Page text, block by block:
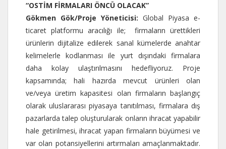
“OSTİM FİRMALARI ÖNCÜ OLACAK”
Gökmen Gök/Proje Yöneticisi: Global Piyasa e-
ticaret platformu aracılığı ile; firmaların ürettikleri
ürünlerin dijitalize edilerek sanal kümelerde anahtar
kelimelerle kodlanması ile yurt dışındaki firmalara
daha kolay ulaştırılmasını hedefliyoruz. Proje
kapsamında; hali hazırda mevcut ürünleri olan
ve/veya üretim kapasitesi olan firmaların başlangıç
olarak uluslararası piyasaya tanıtılması, firmalara dış
pazarlarda talep oluşturularak onların ihracat yapabilir
hale getirilmesi, ihracat yapan firmaların büyümesi ve
var olan potansiyellerini artırmaları amaçlanmaktadır.